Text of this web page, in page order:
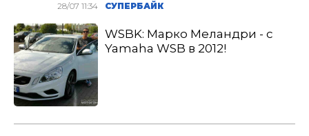
28/07 11:34 СУПЕРБАЙК
WSBK: Марко Меландри - с
Yamaha WSB в 2012!